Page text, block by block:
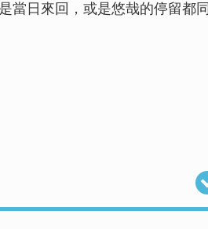
當日來回，或是悠哉的停留都同